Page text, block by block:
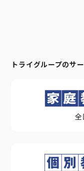
トライグループのサ